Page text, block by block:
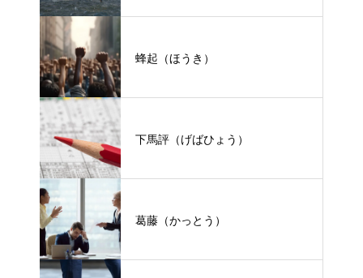
蜂起（ほうき）
下馬評（げばひょう）
葛藤（かっとう）